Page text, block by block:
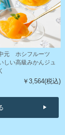
中元 ホシフルーツ
しい高級みかんジュ
￥3,564(税込)